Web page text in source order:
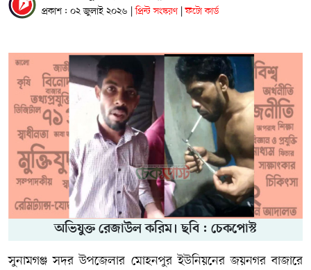
প্রকাশ : ০২ জুলাই ২০২৬ | প্রিন্ট সংস্করণ | ফটো কার্ড
অভিযুক্ত রেজাউল করিম। ছবি : চেকপোস্ট
সুনামগঞ্জ সদর উপজেলার মোহনপুর ইউনিয়নের জয়নগর বাজারে